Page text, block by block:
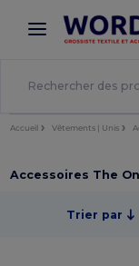
× Appli
Meilleurs
Accueil Vêtements | Unis
Accessoires The
Trier par